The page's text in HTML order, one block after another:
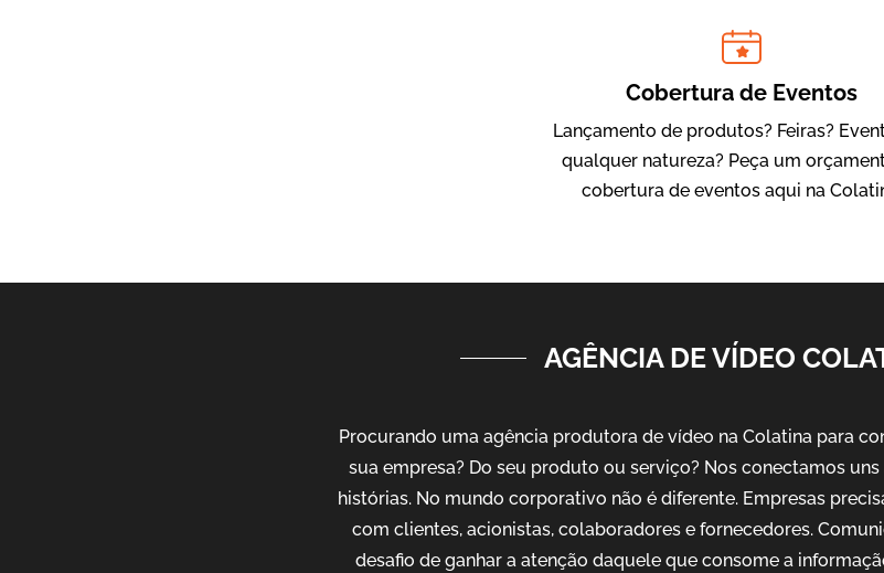
Julândia
Animação 2D
Cobertura de Eventos
Lançamento de produtos? Feiras?
qualquer natureza? Peça um
cobertura de eventos aqui na
AGÊNCIA DE VÍDEO
Procurando uma agência produtora de vídeo na Colatina para
sua empresa? Do seu produto ou serviço? Nos conectamos
histórias. No mundo corporativo não é diferente. Empresas
com clientes, acionistas, colaboradores e fornecedores.
desafio de ganhar a atenção daquele que consome a